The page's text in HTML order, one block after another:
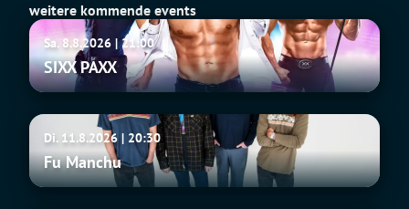
weitere kommende events
SIXX
PAXXSa. 8.8.2026 | 21:00
SIXX PAXX
Fu
Manchu
Di. 11.8.2026 | 20:30
Fu Manchu